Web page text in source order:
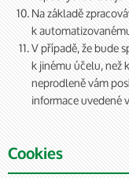
Na základě
k
V případě, že bude
k jinému účelu, než
neprodleně vám
informace uvedené
Cookies